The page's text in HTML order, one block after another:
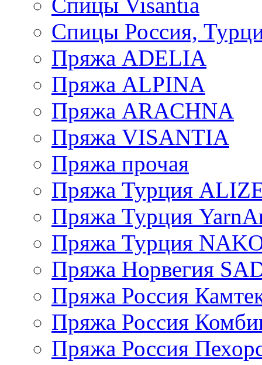
Спицы Россия,
Пряжа ADELIA
Пряжа ALPINA
Пряжа ARACHNA
Пряжа VISANTIA
Пряжа прочая
Пряжа Турция
Пряжа Турция
Пряжа Турция
Пряжа Норвегия
Пряжа Россия
Пряжа Россия
Пряжа Россия